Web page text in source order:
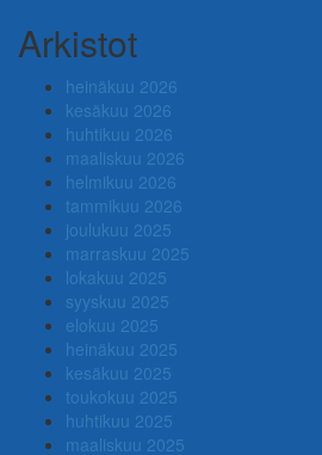
Arkistot
heinäkuu 2026
kesäkuu 2026
huhtikuu 2026
maaliskuu 2026
helmikuu 2026
tammikuu 2026
joulukuu 2025
marraskuu 2025
lokakuu 2025
syyskuu 2025
elokuu 2025
heinäkuu 2025
kesäkuu 2025
toukokuu 2025
huhtikuu 2025
maaliskuu 2025